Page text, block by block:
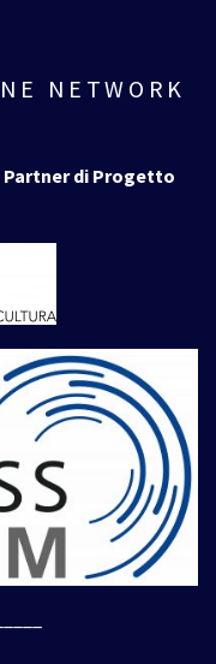
NETWORK
Partner di Progetto